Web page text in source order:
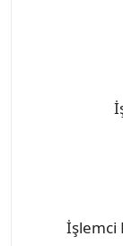
İşlemci